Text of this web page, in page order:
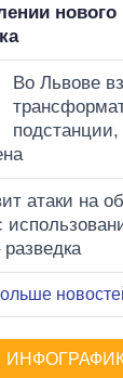
нового
Во Львове
подстанции,
атаки на